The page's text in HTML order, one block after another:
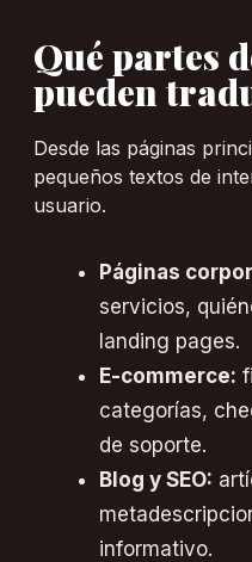
Qué partes
pueden
Desde las páginas
pequeños textos de
usuario.
Páginas
servicios,
landing pages.
E-commerce:
categorías,
de soporte.
Blog y SEO:
informativo.